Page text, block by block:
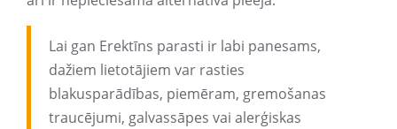
Lai gan Erektīns parasti ir labi panesams,
dažiem lietotājiem var rasties
blakusparādības, piemēram, gremošanas
traucējumi, galvassāpes vai alerģiskas